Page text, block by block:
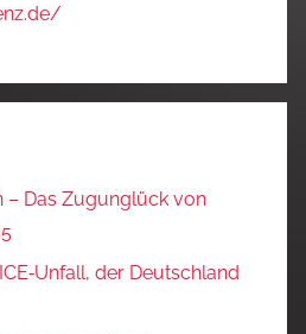
– Das Zugunglück von
der Deutschland